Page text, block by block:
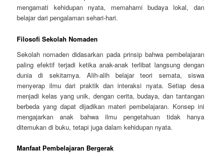
mengamati kehidupan nyata, memahami budaya lokal, dan
belajar dari pengalaman sehari-hari.
Filosofi Sekolah Nomaden
Sekolah nomaden didasarkan pada prinsip bahwa pembelajaran
paling efektif terjadi ketika anak-anak terlibat langsung dengan
dunia di sekitarnya. Alih-alih belajar teori semata, siswa
menyerap ilmu dari praktik dan interaksi nyata. Setiap desa
menjadi kelas yang unik, dengan cerita, budaya, dan tantangan
berbeda yang dapat dijadikan materi pembelajaran. Konsep ini
mengajarkan anak bahwa ilmu pengetahuan tidak hanya
ditemukan di buku, tetapi juga dalam kehidupan nyata.
Manfaat Pembelajaran Bergerak